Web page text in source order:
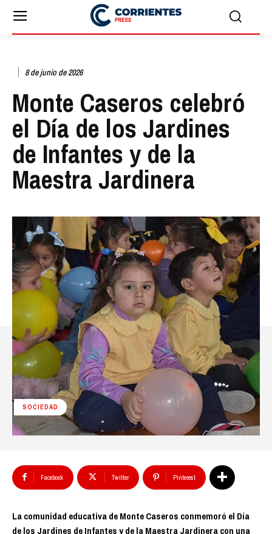
8 de junio de 2026
Monte Caseros celebró
el Día de los Jardines
de Infantes y de la
Maestra Jardinera
SOCIEDAD
Facebook Twitter Pinterest
La comunidad educativa de Monte Caseros conmemoró el Día
de los Jardines de Infantes y de la Maestra Jardinera con una